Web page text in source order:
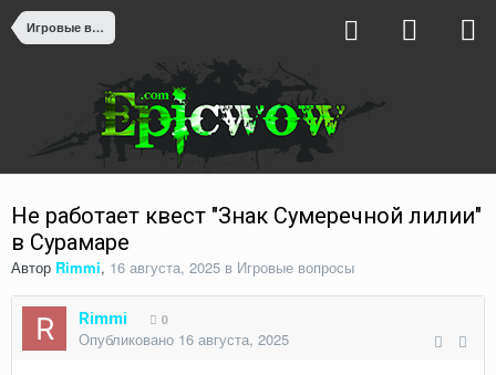
Игровые вопросы
Не работает квест "Знак Сумеречной лилии"
в Сурамаре
Автор Rimmi, 16 августа, 2025 в Игровые вопросы
Rimmi 0
Опубликовано 16 августа, 2025